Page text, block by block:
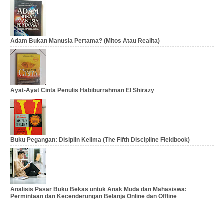
Adam Bukan Manusia Pertama? (Mitos Atau Realita)
Ayat-Ayat Cinta Penulis Habiburrahman El Shirazy
Buku Pegangan: Disiplin Kelima (The Fifth Discipline Fieldbook)
Analisis Pasar Buku Bekas untuk Anak Muda dan Mahasiswa:
Permintaan dan Kecenderungan Belanja Online dan Offline